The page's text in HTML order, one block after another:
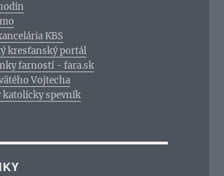
KBS
kresťanský portál
farností - fara.sk
Vojtecha
katolícky spevník